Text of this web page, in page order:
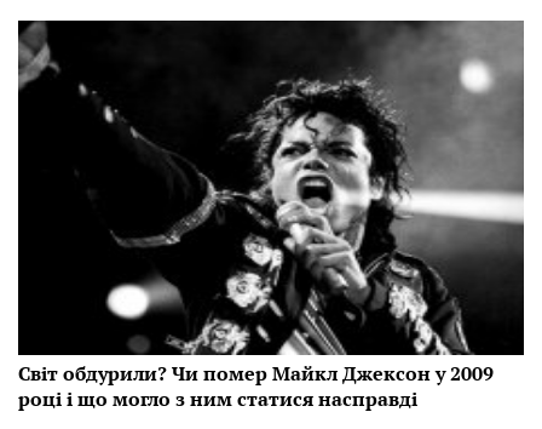
Світ обдурили? Чи помер Майкл Джексон у 2009
році і що могло з ним статися насправді